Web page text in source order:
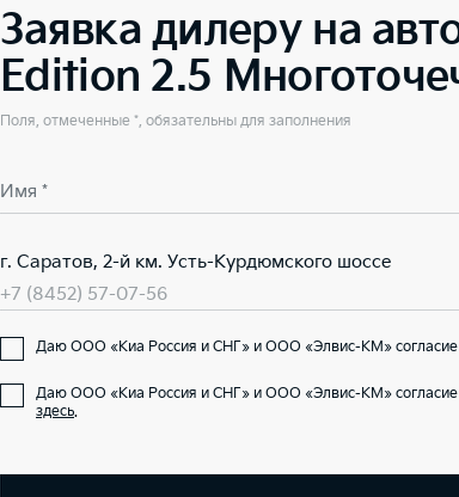
Заявка дилеру на
Edition 2.5
Поля, отмеченные *, обязательны для заполнения
Имя *
г. Саратов, 2-й км. Усть-Курдюмского шоссе
+7 (8452) 57-07-56
Даю ООО «Киа Россия и СНГ» и ООО «Элвис-КМ» согласие
Даю ООО «Киа Россия и СНГ» и ООО «Элвис-КМ» согласие
здесь.